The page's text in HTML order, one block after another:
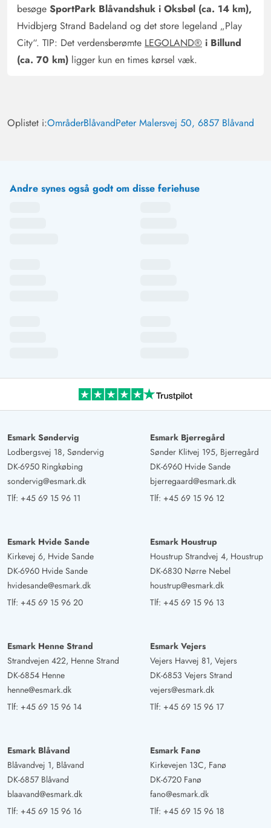
besøge SportPark Blåvandshuk i Oksbøl (ca. 14 km),
Hvidbjerg Strand Badeland og det store legeland „Play
City“. TIP: Det verdensberømte LEGOLAND® i Billund
(ca. 70 km) ligger kun en times kørsel væk.
Oplistet i:OmråderBlåvandPeter Malersvej 50, 6857 Blåvand
Andre synes også godt om disse feriehuse
Esmark Søndervig
Lodbergsvej 18, Søndervig
DK-6950 Ringkøbing
sondervig@esmark.dk
Tlf: +45 69 15 96 11
Esmark Bjerregård
Sønder Klitvej 195, Bjerregård
DK-6960 Hvide Sande
bjerregaard@esmark.dk
Tlf: +45 69 15 96 12
Esmark Hvide Sande
Kirkevej 6, Hvide Sande
DK-6960 Hvide Sande
hvidesande@esmark.dk
Tlf: +45 69 15 96 20
Esmark Houstrup
Houstrup Strandvej 4, Houstrup
DK-6830 Nørre Nebel
houstrup@esmark.dk
Tlf: +45 69 15 96 13
Esmark Henne Strand
Strandvejen 422, Henne Strand
DK-6854 Henne
henne@esmark.dk
Tlf: +45 69 15 96 14
Esmark Vejers
Vejers Havvej 81, Vejers
DK-6853 Vejers Strand
vejers@esmark.dk
Tlf: +45 69 15 96 17
Esmark Blåvand
Blåvandvej 1, Blåvand
DK-6857 Blåvand
blaavand@esmark.dk
Tlf: +45 69 15 96 16
Esmark Fanø
Kirkevejen 13C, Fanø
DK-6720 Fanø
fano@esmark.dk
Tlf: +45 69 15 96 18